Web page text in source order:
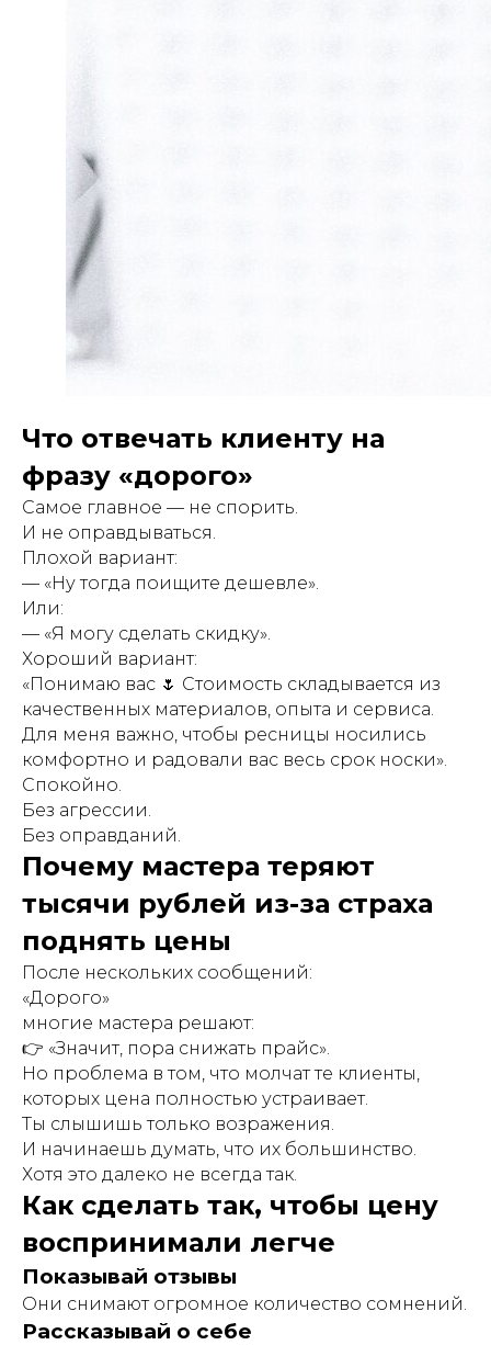
Что отвечать клиенту на
фразу «дорого»
Самое главное — не спорить.
И не оправдываться.
Плохой вариант:
— «Ну тогда поищите дешевле».
Или:
— «Я могу сделать скидку».
Хороший вариант:
«Понимаю вас 🌷 Стоимость складывается из
качественных материалов, опыта и сервиса.
Для меня важно, чтобы ресницы носились
комфортно и радовали вас весь срок носки».
Спокойно.
Без агрессии.
Без оправданий.
Почему мастера теряют
тысячи рублей из-за страха
поднять цены
После нескольких сообщений:
«Дорого»
многие мастера решают:
👉 «Значит, пора снижать прайс».
Но проблема в том, что молчат те клиенты,
которых цена полностью устраивает.
Ты слышишь только возражения.
И начинаешь думать, что их большинство.
Хотя это далеко не всегда так.
Как сделать так, чтобы цену
воспринимали легче
Показывай отзывы
Они снимают огромное количество сомнений.
Рассказывай о себе